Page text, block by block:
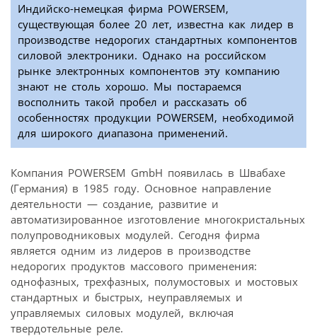
Индийско-немецкая фирма POWERSEM,
существующая более 20 лет, известна как лидер в
производстве недорогих стандартных компонентов
силовой электроники. Однако на российском
рынке электронных компонентов эту компанию
знают не столь хорошо. Мы постараемся
восполнить такой пробел и рассказать об
особенностях продукции POWERSEM, необходимой
для широкого диапазона применений.
Компания POWERSEM GmbH появилась в Швабахе
(Германия) в 1985 году. Основное направление
деятельности — создание, развитие и
автоматизированное изготовление многокристальных
полупроводниковых модулей. Сегодня фирма
является одним из лидеров в производстве
недорогих продуктов массового применения:
однофазных, трехфазных, полумостовых и мостовых
стандартных и быстрых, неуправляемых и
управляемых силовых модулей, включая
твердотельные реле.